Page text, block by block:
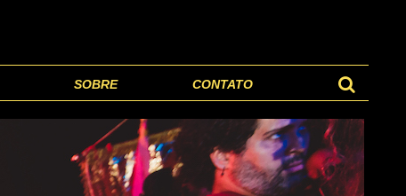
SOBRE CONTATO